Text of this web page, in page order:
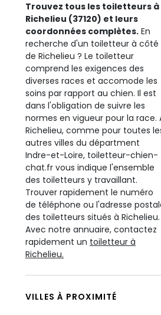
Trouvez tous les toiletteurs à
Richelieu (37120) et leurs
coordonnées complètes. En
recherche d'un toiletteur à côté
de Richelieu ? Le toiletteur
comprend les exigences des
diverses races et accomode les
soins par rapport au chien. Il est
dans l'obligation de suivre les
normes en vigueur pour la race.
Richelieu, comme pour toutes
autres villes du départment
Indre-et-Loire, toiletteur-chien-
chat.fr vous indique l'ensemble
des toiletteurs y travaillant.
Trouver rapidement le numéro
de téléphone ou l'adresse
des toiletteurs situés à Richelieu.
Avec notre annuaire, contactez
rapidement un toiletteur à
Richelieu.
VILLES À PROXIMITÉ